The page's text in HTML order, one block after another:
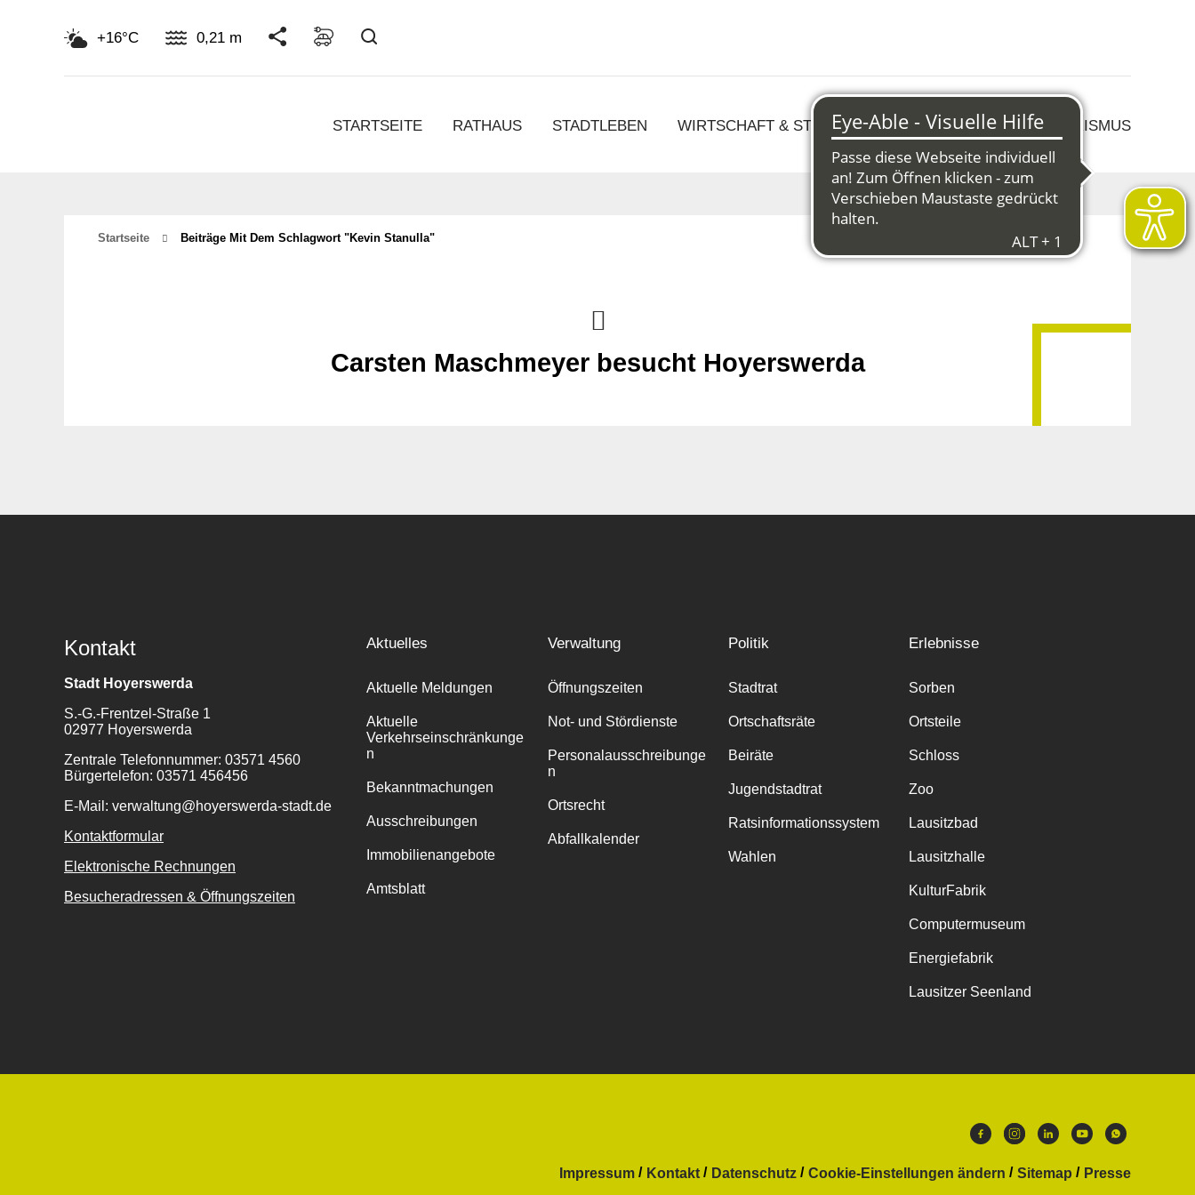
+16°C 0,21 m
STARTSEITE RATHAUS STADTLEBEN WIRTSCHAFT & STRUKTURWANDEL KULTUR & TOURISMUS
Startseite Beiträge Mit Dem Schlagwort "kevin Stanulla"
Carsten Maschmeyer besucht Hoyerswerda
Kontakt
Stadt Hoyerswerda
S.-G.-Frentzel-Straße 1
02977 Hoyerswerda
Zentrale Telefonnummer: 03571 4560
Bürgertelefon: 03571 456456
E-Mail: verwaltung@hoyerswerda-stadt.de
Kontaktformular
Elektronische Rechnungen
Besucheradressen & Öffnungszeiten
Aktuelles
Aktuelle Meldungen
Aktuelle
Verkehrseinschränkunge
n
Bekanntmachungen
Ausschreibungen
Immobilienangebote
Amtsblatt
Verwaltung
Öffnungszeiten
Not- und Stördienste
Personalausschreibunge
n
Ortsrecht
Abfallkalender
Politik
Stadtrat
Ortschaftsräte
Beiräte
Jugendstadtrat
Ratsinformationssystem
Wahlen
Erlebnisse
Sorben
Ortsteile
Schloss
Zoo
Lausitzbad
Lausitzhalle
KulturFabrik
Computermuseum
Energiefabrik
Lausitzer Seenland
Impressum Kontakt Datenschutz Cookie-Einstellungen ändern Sitemap
Presse